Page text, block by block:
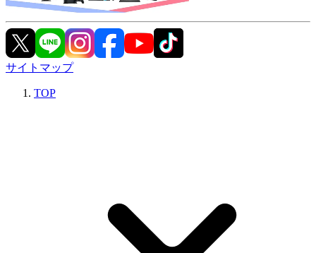
サイトマップ
TOP